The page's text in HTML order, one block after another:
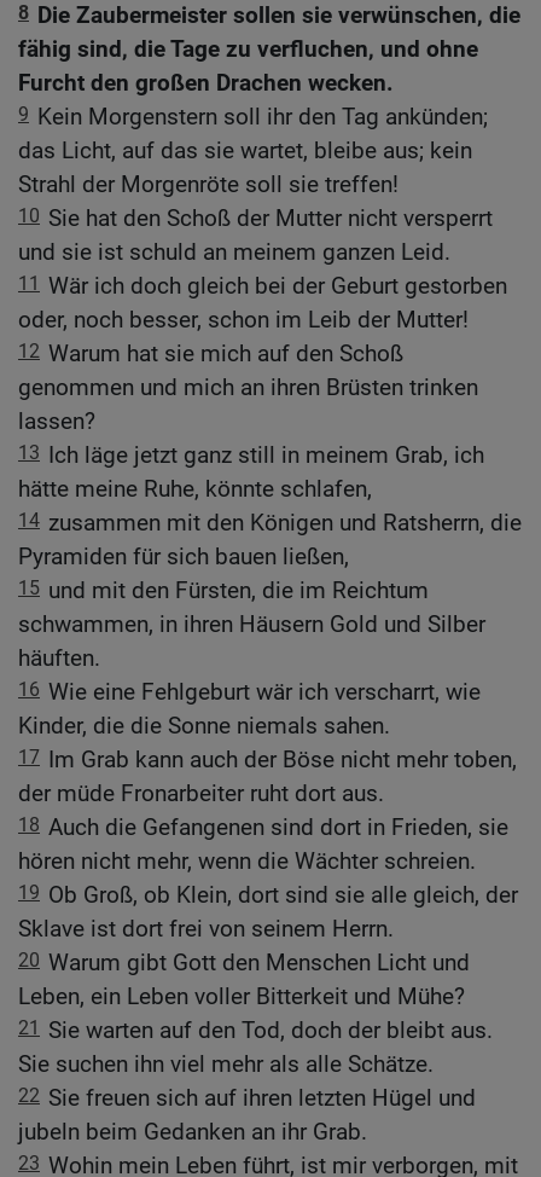
8 Die Zaubermeister sollen sie verwünschen, die
fähig sind, die Tage zu verfluchen, und ohne
Furcht den großen Drachen wecken.
9 Kein Morgenstern soll ihr den Tag ankünden;
das Licht, auf das sie wartet, bleibe aus; kein
Strahl der Morgenröte soll sie treffen!
10 Sie hat den Schoß der Mutter nicht versperrt
und sie ist schuld an meinem ganzen Leid.
11 Wär ich doch gleich bei der Geburt gestorben
oder, noch besser, schon im Leib der Mutter!
12 Warum hat sie mich auf den Schoß
genommen und mich an ihren Brüsten trinken
lassen?
13 Ich läge jetzt ganz still in meinem Grab, ich
hätte meine Ruhe, könnte schlafen,
14 zusammen mit den Königen und Ratsherrn, die
Pyramiden für sich bauen ließen,
15 und mit den Fürsten, die im Reichtum
schwammen, in ihren Häusern Gold und Silber
häuften.
16 Wie eine Fehlgeburt wär ich verscharrt, wie
Kinder, die die Sonne niemals sahen.
17 Im Grab kann auch der Böse nicht mehr toben,
der müde Fronarbeiter ruht dort aus.
18 Auch die Gefangenen sind dort in Frieden, sie
hören nicht mehr, wenn die Wächter schreien.
19 Ob Groß, ob Klein, dort sind sie alle gleich, der
Sklave ist dort frei von seinem Herrn.
20 Warum gibt Gott den Menschen Licht und
Leben, ein Leben voller Bitterkeit und Mühe?
21
Sie warten auf den Tod, doch der bleibt aus.
Sie suchen ihn viel mehr als alle Schätze.
22 Sie freuen sich auf ihren letzten Hügel und
jubeln beim Gedanken an ihr Grab.
23 Wohin mein Leben führt, ist mir verborgen, mit